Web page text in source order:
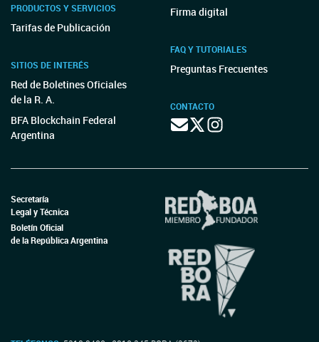
PRODUCTOS Y SERVICIOS
Tarifas de Publicación
SITIOS DE INTERÉS
Red de Boletines Oficiales
de la R. A.
BFA Blockchain Federal
Argentina
Firma digital
FAQ Y TUTORIALES
Preguntas Frecuentes
CONTACTO
Secretaría
Legal y Técnica
Boletín Oficial
de la República Argentina